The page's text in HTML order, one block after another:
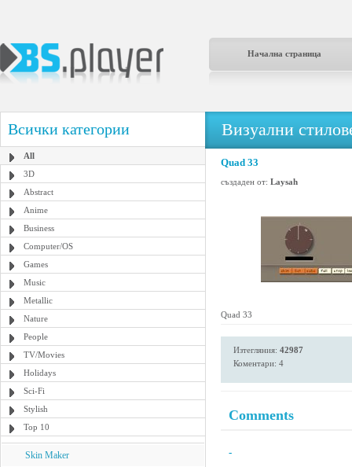
Начална страница
Всички категории
All
3D
Abstract
Anime
Business
Computer/OS
Games
Music
Metallic
Nature
People
TV/Movies
Holidays
Sci-Fi
Stylish
Top 10
Skin Maker
Визуални
Quad 33
създаден от: Laysah
Quad 33
Изтегляния: 42987
Коментари: 4
Comments
-